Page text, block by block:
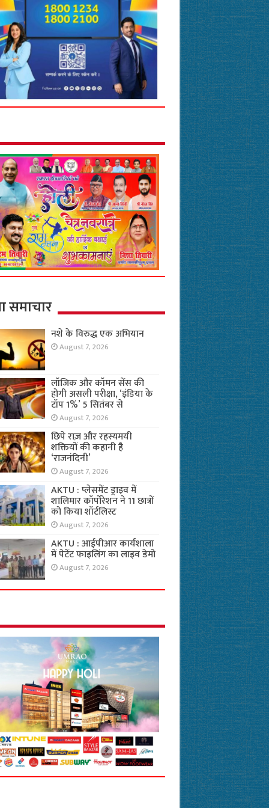
समाचार
नशे के विरुद्ध एक अभियान
August 7, 2026
लॉजिक और कॉमन सेंस की
होगी असली परीक्षा, ‘इंडिया के
टॉप 1%’ 5 सितंबर से
August 7, 2026
छिपे राज़ और रहस्यमयी
शक्तियों की कहानी है
‘राजनंदिनी’
August 7, 2026
AKTU : प्लेसमेंट ड्राइव में
शालिमार कॉर्पोरेशन ने 11 छात्रों
को किया शॉर्टलिस्ट
August 7, 2026
AKTU : आईपीआर कार्यशाला
में पेटेंट फाइलिंग का लाइव डेमो
August 7, 2026